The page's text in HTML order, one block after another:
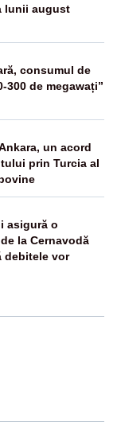
lunii august
consumul de
300 de megawați”
un acord
prin Turcia al
asigură o
la Cernavodă
debitele vor